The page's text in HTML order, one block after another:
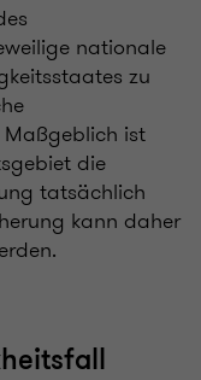
nationale
zu
Maßgeblich ist
die
tatsächlich
kann daher